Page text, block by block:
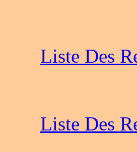
Liste Des
Liste Des